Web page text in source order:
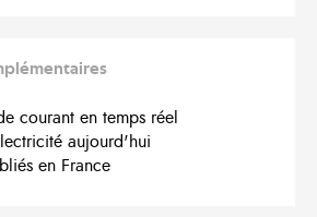
courant en temps réel
aujourd'hui
en France